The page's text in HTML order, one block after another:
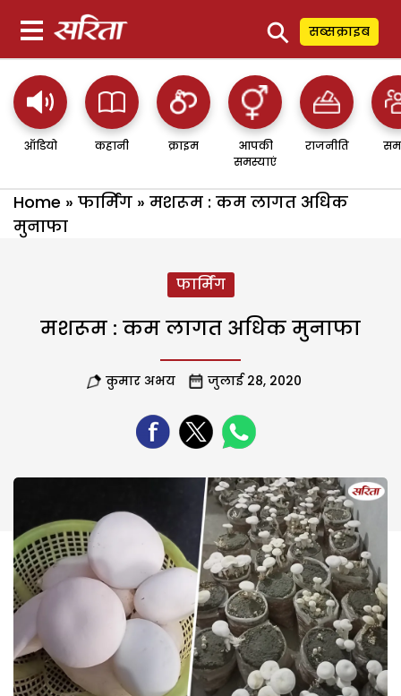
⚲ सब्सक्राइब
ऑडियो कहानी क्राइम
आपकी
समस्याएं
राजनीति
Home » फार्मिंग » मशरूम : कम लागत अधिक
मुनाफा
फार्मिंग
मशरूम : कम लागत अधिक मुनाफा
कुमार अभय जुलाई 28, 2020